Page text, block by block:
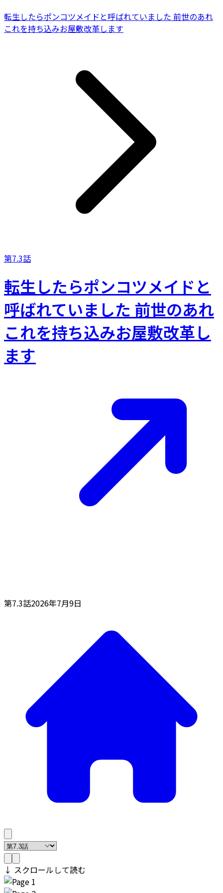
転生したらポンコツメイドと呼ばれていました 前世のあれ
これを持ち込みお屋敷改革します
第7.3話
転生したらポンコツメイドと
呼ばれていました 前世のあれ
これを持ち込みお屋敷改革し
ます
第7.3話2026年7月9日
↓ スクロールして読む